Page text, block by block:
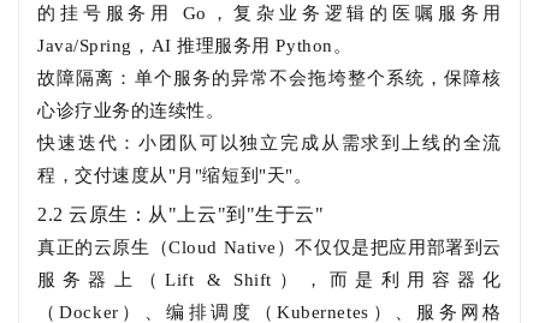
的挂号服务用 Go，复杂业务逻辑的医嘱服务用
Java/Spring，AI 推理服务用 Python。
故障隔离：单个服务的异常不会拖垮整个系统，保障核
心诊疗业务的连续性。
快速迭代：小团队可以独立完成从需求到上线的全流
程，交付速度从"月"缩短到"天"。
2.2 云原生：从"上云"到"生于云"
真正的云原生（Cloud Native）不仅仅是把应用部署到云
服务器上（Lift & Shift），而是利用容器化
（Docker）、编排调度（Kubernetes）、服务网格